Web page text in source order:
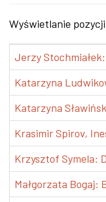
Wyświetlanie pozycji
Jerzy
Katarzyna
Katarzyna
Krasimir Spirov,
Krzysztof Symela:
Małgorzata